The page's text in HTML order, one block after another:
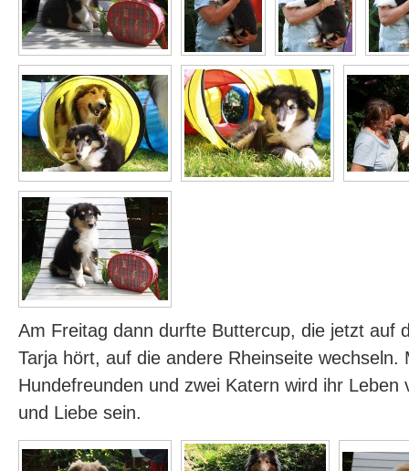
Am Freitag dann durfte Buttercup, die jetzt auf
Tarja hört, auf die andere Rheinseite wechseln.
Hundefreunden und zwei Katern wird ihr Leben
und Liebe sein.